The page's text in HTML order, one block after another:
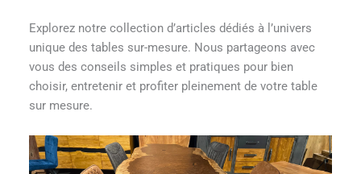
Explorez notre collection d’articles dédiés à l’univers
unique des tables sur-mesure. Nous partageons avec
vous des conseils simples et pratiques pour bien
choisir, entretenir et profiter pleinement de votre table
sur mesure.